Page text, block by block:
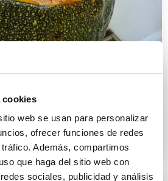
cookies
web se usan para personalizar
ofrecer funciones de redes
Además, compartimos
que haga del sitio web con
sociales, publicidad y análisis